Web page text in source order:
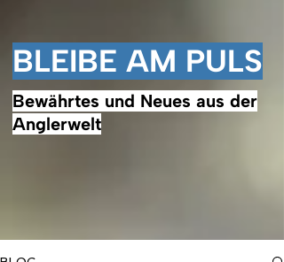
BLEIBE AM PULS
Bewährtes und Neues aus der
Anglerwelt